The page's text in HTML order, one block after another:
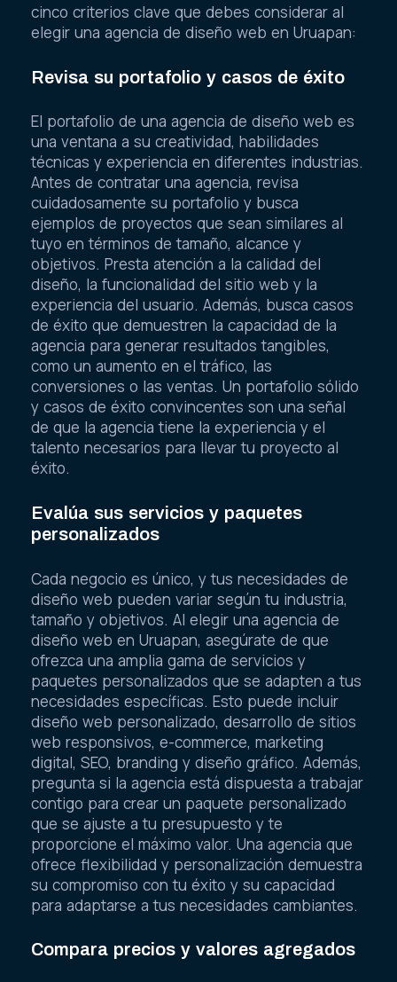
cinco criterios clave que debes considerar al
elegir una agencia de diseño web en Uruapan:
Revisa su portafolio y casos de éxito
El portafolio de una agencia de diseño web es
una ventana a su creatividad, habilidades
técnicas y experiencia en diferentes industrias.
Antes de contratar una agencia, revisa
cuidadosamente su portafolio y busca
ejemplos de proyectos que sean similares al
tuyo en términos de tamaño, alcance y
objetivos. Presta atención a la calidad del
diseño, la funcionalidad del sitio web y la
experiencia del usuario. Además, busca casos
de éxito que demuestren la capacidad de la
agencia para generar resultados tangibles,
como un aumento en el tráfico, las
conversiones o las ventas. Un portafolio sólido
y casos de éxito convincentes son una señal
de que la agencia tiene la experiencia y el
talento necesarios para llevar tu proyecto al
éxito.
Evalúa sus servicios y paquetes
personalizados
Cada negocio es único, y tus necesidades de
diseño web pueden variar según tu industria,
tamaño y objetivos. Al elegir una agencia de
diseño web en Uruapan, asegúrate de que
ofrezca una amplia gama de servicios y
paquetes personalizados que se adapten a tus
necesidades específicas. Esto puede incluir
diseño web personalizado, desarrollo de sitios
web responsivos, e-commerce, marketing
digital, SEO, branding y diseño gráfico. Además,
pregunta si la agencia está dispuesta a trabajar
contigo para crear un paquete personalizado
que se ajuste a tu presupuesto y te
proporcione el máximo valor. Una agencia que
ofrece flexibilidad y personalización demuestra
su compromiso con tu éxito y su capacidad
para adaptarse a tus necesidades cambiantes.
Compara precios y valores agregados